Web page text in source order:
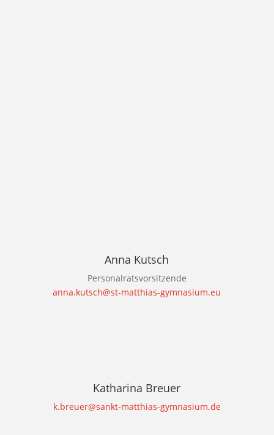
Anna Kutsch
Personalratsvorsitzende
anna.kutsch@st-matthias-gymnasium.eu
Katharina Breuer
k.breuer@sankt-matthias-gymnasium.de